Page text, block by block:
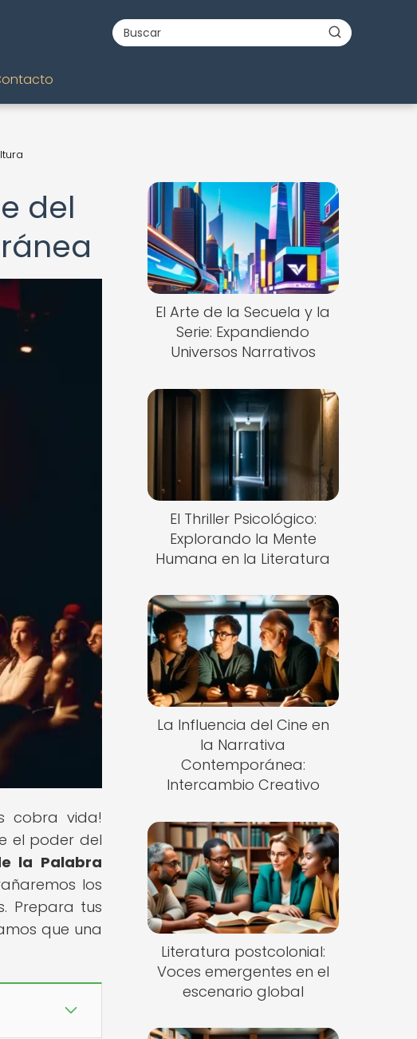
del
cobra vida!
el poder del
la Palabra
los
Prepara tus
que una
El Arte de la Secuela y la
Serie: Expandiendo
Universos Narrativos
El Thriller Psicológico:
Explorando la Mente
Humana en la Literatura
La Influencia del Cine en
la Narrativa
Contemporánea:
Intercambio Creativo
Literatura postcolonial:
Voces emergentes en el
escenario global